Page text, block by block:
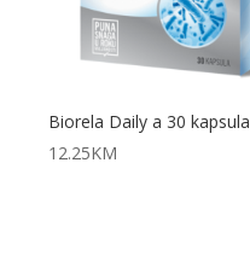
Biorela Daily a 30 kapsula
12.25KM